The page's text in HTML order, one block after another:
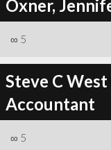
Oxner,
∞ 5
Steve C
Accountant
∞ 5